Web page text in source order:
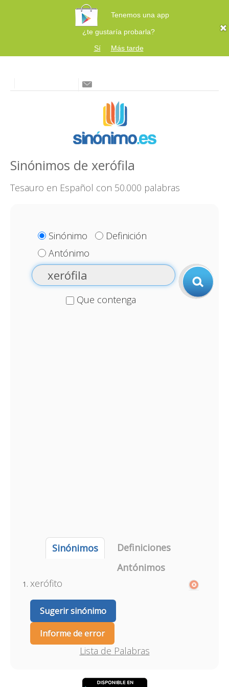
Tenemos una app
¿te gustaría probarla?
Sí
Más tarde
Sinónimos de xerófila
Tesauro en Español con 50.000 palabras
Sinónimo
Definición
Antónimo
Que contenga
Sinónimos
Definiciones
Antónimos
xerófito
Sugerir sinónimo
Informe de error
Lista de Palabras